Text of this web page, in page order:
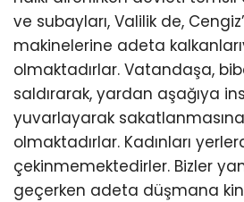
ve subayları, Valilik de,
makinelerine adeta
olmaktadırlar. Vatandaşa,
saldırarak, yardan aşağıya
yuvarlayarak
olmaktadırlar. Kadınları
çekinmemektedirler. Bizler
geçerken adeta düşmana